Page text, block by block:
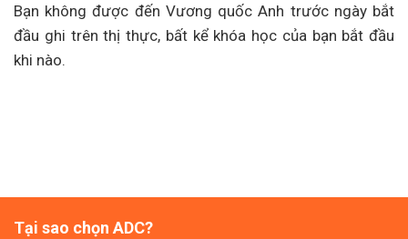
Bạn không được đến Vương quốc Anh trước ngày bắt
đầu ghi trên thị thực, bất kể khóa học của bạn bắt đầu
khi nào.
Tại sao chọn ADC?